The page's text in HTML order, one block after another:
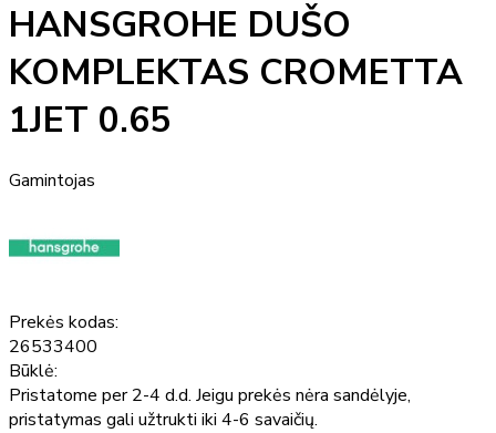
HANSGROHE DUŠO
KOMPLEKTAS CROMETTA
1JET 0.65
Gamintojas
Prekės kodas:
26533400
Būklė:
Pristatome per 2-4 d.d. Jeigu prekės nėra sandėlyje,
pristatymas gali užtrukti iki 4-6 savaičių.